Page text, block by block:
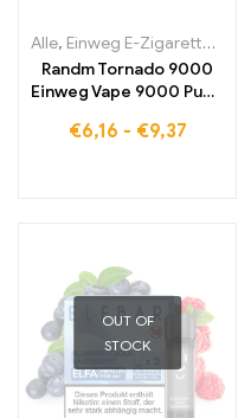
Alle, Einweg E-Zigaretten
Randm Tornado 9000
Einweg Vape 9000 Puffs
€6,16 - €9,37
OUT OF
STOCK